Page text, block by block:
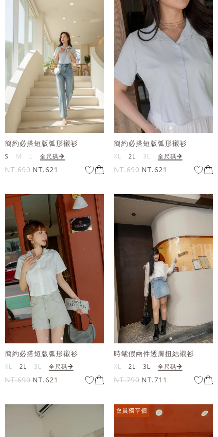
簡約必搭短版弧形襯衫
S M L 全尺碼
NT.690 NT.621
簡約必搭短版弧形襯衫
XL 2L 3L 全尺碼
NT.690 NT.621
簡約必搭短版弧形襯衫
XL 2L 3L 全尺碼
NT.690 NT.621
時髦假兩件透膚扭結襯衫
XL 2L 3L 全尺碼
NT.790 NT.711
會員獨享價